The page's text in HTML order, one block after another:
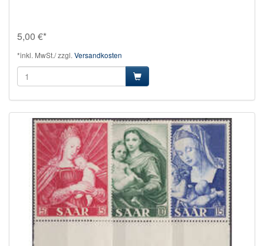
5,00 €*
*inkl. MwSt./ zzgl. Versandkosten